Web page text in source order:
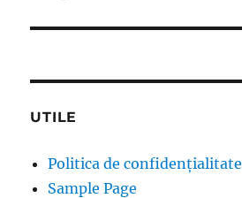
UTILE
Politica de confidențialitate
Sample Page